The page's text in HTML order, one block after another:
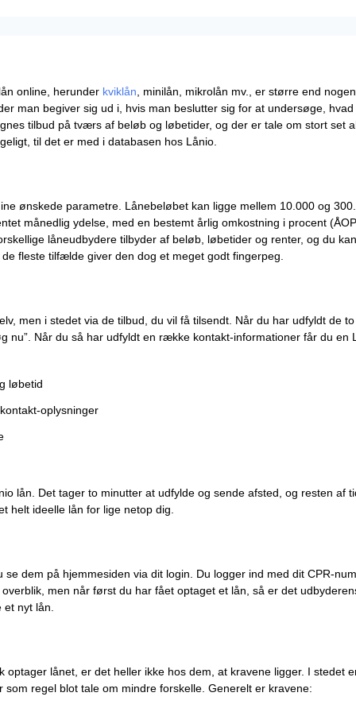
online, herunder kviklån , minilån, mikrolån mv., er større end
man begiver sig ud i, hvis man beslutter sig for at undersøge,
tilbud på tværs af beløb og løbetider, og der er tale om stort set
til det er med i databasen hos Lånio.
ønskede parametre. Lånebeløbet kan ligge mellem 10.000 og
månedlig ydelse, med en bestemt årlig omkostning i procent
låneudbydere tilbyder af beløb, løbetider og renter, og du
fleste tilfælde giver den dog et meget godt fingerpeg.
men i stedet via de tilbud, du vil få tilsendt. Når du har udfyldt de
nu”. Når du så har udfyldt en række kontakt-informationer får du
løbetid
oplysninger
lån. Det tager to minutter at udfylde og sende afsted, og resten af
helt ideelle lån for lige netop dig.
dem på hjemmesiden via dit login. Du logger ind med dit CPR-
men når først du har fået optaget et lån, så er det
nyt lån.
lånet, er det heller ikke hos dem, at kravene ligger. I stedet
regel blot tale om mindre forskelle. Generelt er kravene: